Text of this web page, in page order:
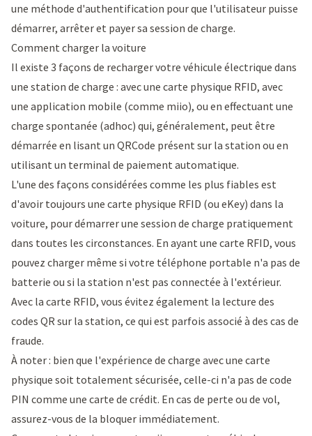
une méthode d'authentification pour que l'utilisateur puisse
démarrer, arrêter et payer sa session de charge.
Comment charger la voiture
Il existe 3 façons de recharger votre véhicule électrique dans
une station de charge : avec une carte physique RFID, avec
une application mobile (comme miio), ou en effectuant une
charge spontanée (adhoc) qui, généralement, peut être
démarrée en lisant un QRCode présent sur la station ou en
utilisant un terminal de paiement automatique.
L'une des façons considérées comme les plus fiables est
d'avoir toujours une carte physique RFID (ou eKey) dans la
voiture, pour démarrer une session de charge pratiquement
dans toutes les circonstances. En ayant une carte RFID, vous
pouvez charger même si votre téléphone portable n'a pas de
batterie ou si la station n'est pas connectée à l'extérieur.
Avec la carte RFID, vous évitez également la lecture des
codes QR sur la station, ce qui est parfois associé à des cas de
fraude.
À noter : bien que l'expérience de charge avec une carte
physique soit totalement sécurisée, celle-ci n'a pas de code
PIN comme une carte de crédit. En cas de perte ou de vol,
assurez-vous de la bloquer immédiatement.